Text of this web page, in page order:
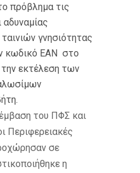
πρόβλημα τις
αδυναμίας
γνησιότητας
κωδικό ΕΑΝ στο
εκτέλεση των
του ΠΦΣ και
Περιφερειακές
σε
η